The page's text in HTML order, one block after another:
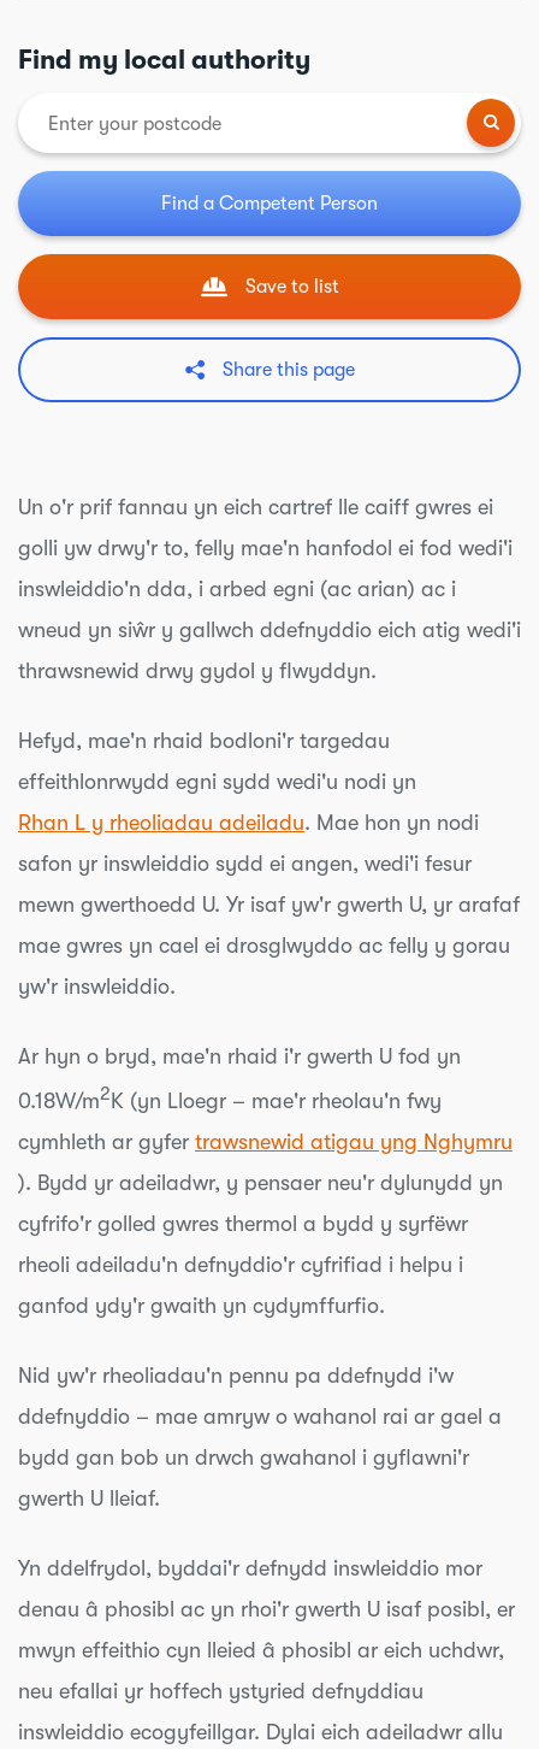
Find my local authority
Find a Competent Person
Save to list
Share this page
Un o'r prif fannau yn eich cartref lle caiff gwres ei
golli yw drwy'r to, felly mae'n hanfodol ei fod wedi'i
inswleiddio'n dda, i arbed egni (ac arian) ac i
wneud yn siŵr y gallwch ddefnyddio eich atig wedi'i
thrawsnewid drwy gydol y flwyddyn.
Hefyd, mae'n rhaid bodloni'r targedau
effeithlonrwydd egni sydd wedi'u nodi yn
Rhan L y rheoliadau adeiladu. Mae hon yn nodi
safon yr inswleiddio sydd ei angen, wedi'i fesur
mewn gwerthoedd U. Yr isaf yw'r gwerth U, yr arafaf
mae gwres yn cael ei drosglwyddo ac felly y gorau
yw'r inswleiddio.
Ar hyn o bryd, mae'n rhaid i'r gwerth U fod yn
0.18W/m2 K (yn Lloegr – mae'r rheolau'n fwy
cymhleth ar gyfer trawsnewid atigau yng Nghymru
). Bydd yr adeiladwr, y pensaer neu'r dylunydd yn
cyfrifo'r golled gwres thermol a bydd y syrfëwr
rheoli adeiladu'n defnyddio'r cyfrifiad i helpu i
ganfod ydy'r gwaith yn cydymffurfio.
Nid yw'r rheoliadau'n pennu pa ddefnydd i'w
ddefnyddio – mae amryw o wahanol rai ar gael a
bydd gan bob un drwch gwahanol i gyflawni'r
gwerth U lleiaf.
Yn ddelfrydol, byddai'r defnydd inswleiddio mor
denau â phosibl ac yn rhoi'r gwerth U isaf posibl, er
mwyn effeithio cyn lleied â phosibl ar eich uchdwr,
neu efallai yr hoffech ystyried defnyddiau
inswleiddio ecogyfeillgar. Dylai eich adeiladwr allu